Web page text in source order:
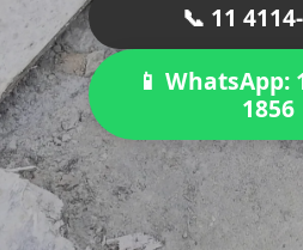
📞 11
📱 WhatsApp:
1856